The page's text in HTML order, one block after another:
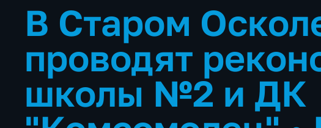
В Старом
проводят
школы №2 и ДК